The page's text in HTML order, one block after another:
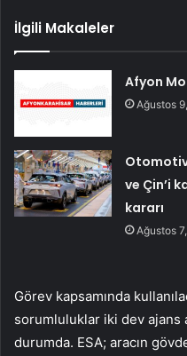
İlgili Makaleler
Afyon
Ağustos
ve Çin’i
kararı
Ağustos
Görev kapsamında
sorumluluklar iki dev ajans
durumda. ESA; aracın